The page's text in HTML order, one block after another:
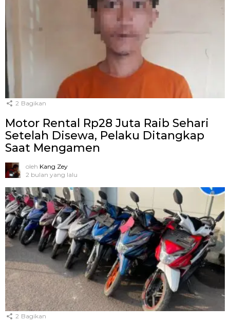
2 Bagikan
Motor Rental Rp28 Juta Raib Sehari
Setelah Disewa, Pelaku Ditangkap
Saat Mengamen
oleh Kang Zey
2 bulan yang lalu
2 Bagikan